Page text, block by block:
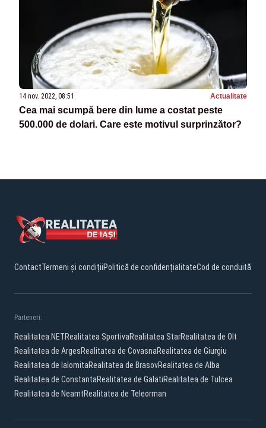
14 nov. 2022, 08:51 Actualitate
Cea mai scumpă bere din lume a costat peste
500.000 de dolari. Care este motivul surprinzător?
ContactTermeni și condițiiPolitică de confidențialitateCod de conduită
Parteneri:
Realitatea.NETRealitatea SportivaRealitatea StarRealitatea de Olt
Realitatea de ArgesRealitatea de CovasnaRealitatea de Giurgiu
Realitatea de IalomitaRealitatea de BrasovRealitatea de Alba
Realitatea de ConstantaRealitatea de GalatiRealitatea de Tulcea
Realitatea de NeamtRealitatea de Teleorman